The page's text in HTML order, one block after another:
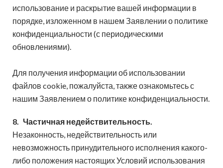
использование и раскрытие вашей информации в
порядке, изложенном в нашем Заявлении о политике
конфиденциальности (с периодическими
обновлениями).
Для получения информации об использовании
файлов cookie, пожалуйста, также ознакомьтесь с
нашим Заявлением о политике конфиденциальности.
8. Частичная недействительность.
Незаконность, недействительность или
невозможность принудительного исполнения какого-
либо положения настоящих Условий использования